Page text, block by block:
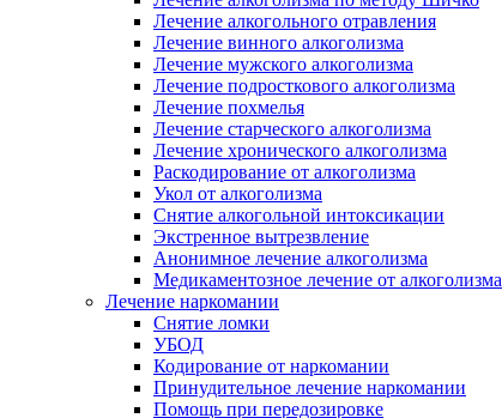
Лечение алкогольного отравления
Лечение винного алкоголизма
Лечение мужского алкоголизма
Лечение подросткового алкоголизма
Лечение похмелья
Лечение старческого алкоголизма
Лечение хронического алкоголизма
Раскодирование от алкоголизма
Укол от алкоголизма
Снятие алкогольной интоксикации
Экстренное вытрезвление
Анонимное лечение алкоголизма
Медикаментозное лечение от алкоголизма
Лечение наркомании
Снятие ломки
УБОД
Кодирование от наркомании
Принудительное лечение наркомании
Помощь при передозировке